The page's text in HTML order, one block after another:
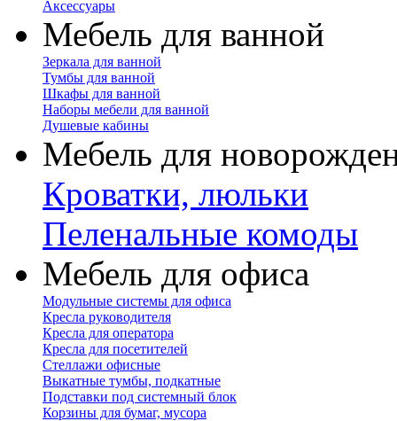
Аксессуары
Мебель для ванной
Зеркала для ванной
Тумбы для ванной
Шкафы для ванной
Наборы мебели для ванной
Душевые кабины
Мебель для
Кроватки, люльки
Пеленальные комоды
Мебель для офиса
Модульные системы для офиса
Кресла руководителя
Кресла для оператора
Кресла для посетителей
Стеллажи офисные
Выкатные тумбы, подкатные
Подставки под системный блок
Корзины для бумаг, мусора